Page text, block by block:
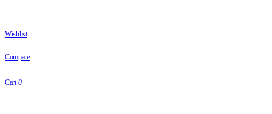
Wishlist
Compare
Cart 0